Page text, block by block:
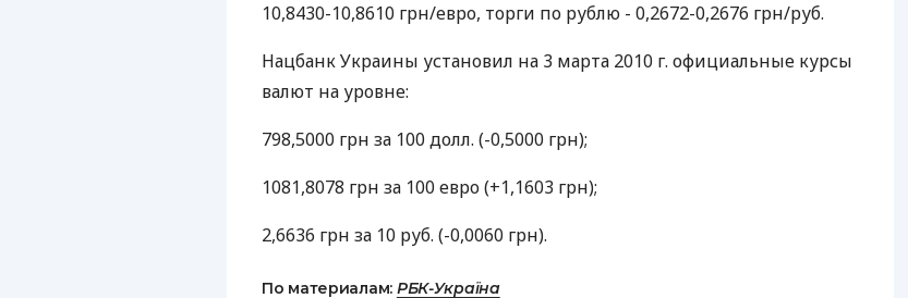
10,8430-10,8610 грн/евро, торги по рублю - 0,2672-0,2676 грн/руб.
Нацбанк Украины установил на 3 марта 2010 г. официальные курсы
валют на уровне:
798,5000 грн за 100 долл. (-0,5000 грн);
1081,8078 грн за 100 евро (+1,1603 грн);
2,6636 грн за 10 руб. (-0,0060 грн).
По материалам: РБК-Україна